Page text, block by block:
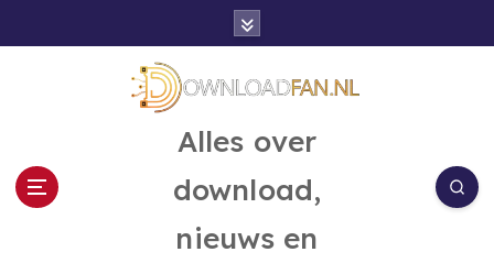
Alles over
download,
nieuws en